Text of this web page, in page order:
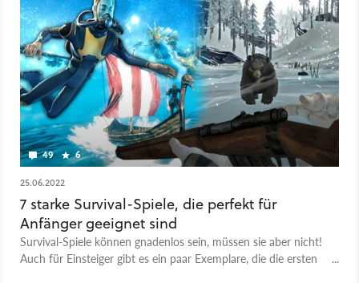
49 6
25.06.2022
7 starke Survival-Spiele, die perfekt für
Anfänger geeignet sind
Survival-Spiele können gnadenlos sein, müssen sie aber nicht!
Auch für Einsteiger gibt es ein paar Exemplare, die die ersten